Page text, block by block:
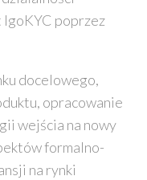
poprzez
docelowego,
opracowanie
wejścia na nowy
formalno-
na rynki